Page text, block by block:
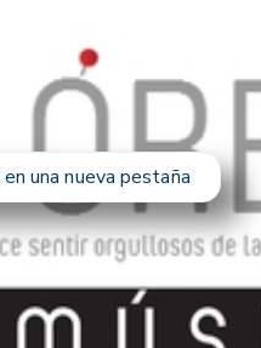
una nueva pestaña